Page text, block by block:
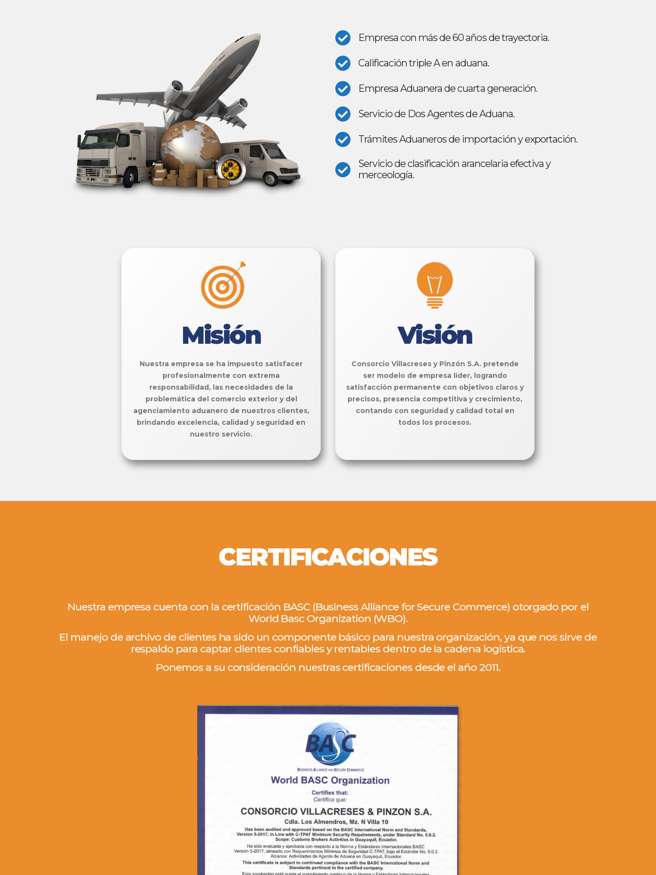
Empresa con más de 60 años de trayectoria.
Calificación triple A en aduana.
Empresa Aduanera de cuarta generación.
Servicio de Dos Agentes de Aduana.
Trámites Aduaneros de importación y exportación.
Servicio de clasificación arancelaria efectiva y
merceología.
Misión
Nuestra empresa se ha impuesto satisfacer
profesionalmente con extrema
responsabilidad, las necesidades de la
problemática del comercio exterior y del
agenciamiento aduanero de nuestros clientes,
brindando excelencia, calidad y seguridad en
nuestro servicio.
Visión
Consorcio Villacreses y Pinzón S.A. pretende
ser modelo de empresa líder, logrando
satisfacción permanente con objetivos claros y
precisos, presencia competitiva y crecimiento,
contando con seguridad y calidad total en
todos los procesos.
CERTIFICACIONES
Nuestra empresa cuenta con la certificación BASC (Business Alliance for Secure Commerce) otorgado por el
World Basc Organization (WBO).
El manejo de archivo de clientes ha sido un componente básico para nuestra organización, ya que nos sirve de
respaldo para captar clientes confiables y rentables dentro de la cadena logística.
Ponemos a su consideración nuestras certificaciones desde el año 2011.